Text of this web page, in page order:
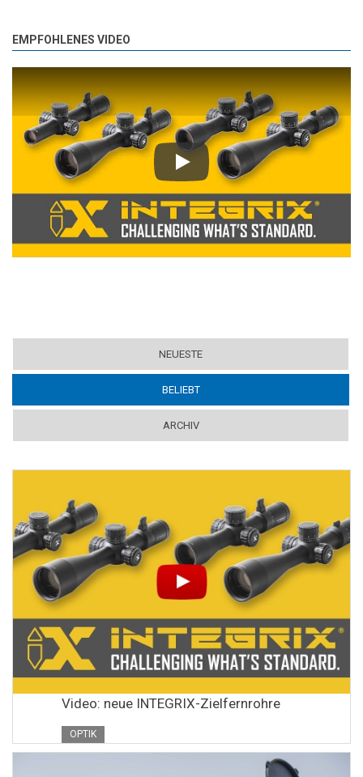
EMPFOHLENES VIDEO
Play
NEUESTE
BELIEBT(ACTIVE TAB)
ARCHIV
Video: neue INTEGRIX-Zielfernrohre
OPTIK